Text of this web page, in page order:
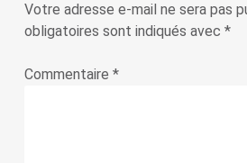
Votre adresse e-mail ne sera pas
obligatoires sont indiqués avec *
Commentaire *